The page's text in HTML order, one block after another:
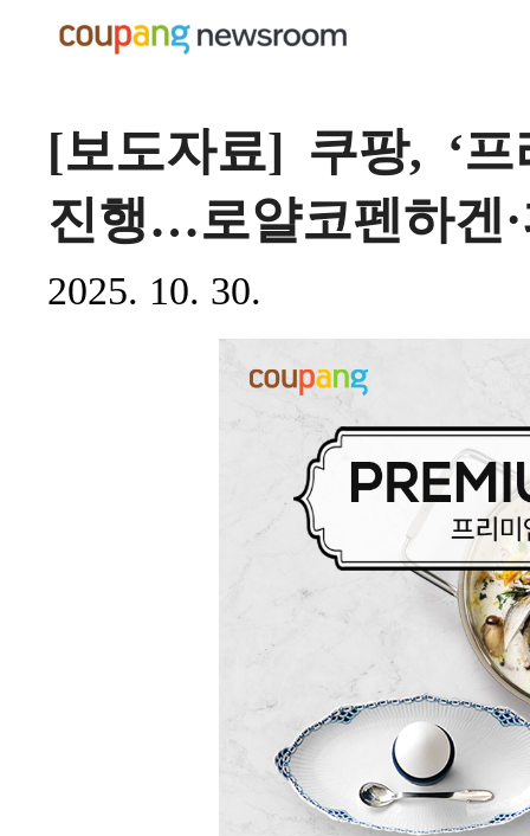
[보도자료] 쿠팡, ‘
진행…로얄코펜하겐
2025. 10. 30.